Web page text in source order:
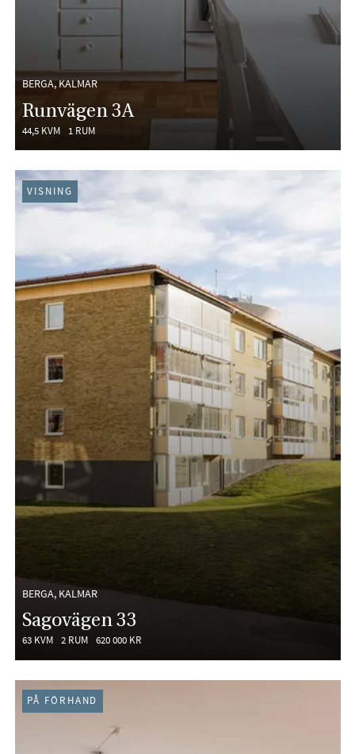
BERGA, KALMAR
Runvägen 3A
44,5 KVM 1 RUM
BERGA, KALMAR
Sagovägen 33
63 KVM 2 RUM 620 000 KR
VISNING
PÅ FÖRHAND